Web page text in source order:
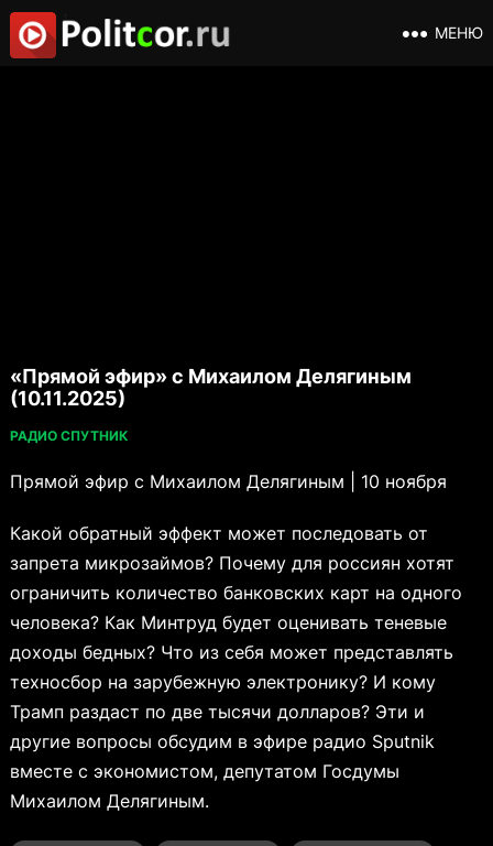
МЕНЮ
«Прямой эфир» с Михаилом Делягиным
(10.11.2025)
РАДИО СПУТНИК
Прямой эфир с Михаилом Делягиным | 10 ноября
Какой обратный эффект может последовать от
запрета микрозаймов? Почему для россиян хотят
ограничить количество банковских карт на одного
человека? Как Минтруд будет оценивать теневые
доходы бедных? Что из себя может представлять
техносбор на зарубежную электронику? И кому
Трамп раздаст по две тысячи долларов? Эти и
другие вопросы обсудим в эфире радио Sputnik
вместе с экономистом, депутатом Госдумы
Михаилом Делягиным.